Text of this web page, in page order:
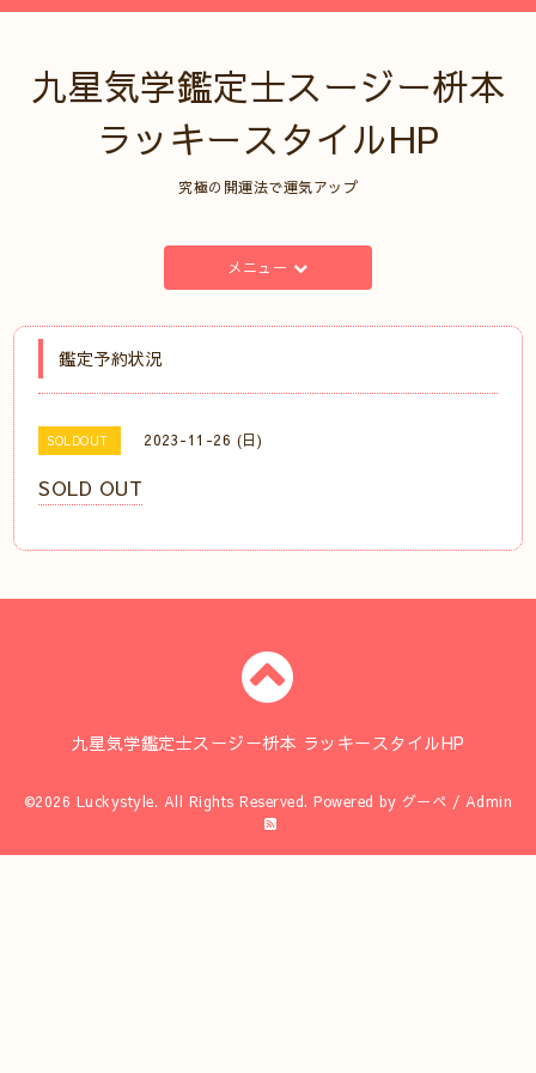
九星気学鑑定士スージー枡本
ラッキースタイルHP
究極の開運法で運気アップ
メニュー
鑑定予約状況
SOLDOUT 2023-11-26 (日)
SOLD OUT
九星気学鑑定士スージー枡本 ラッキースタイルHP
©2026 Luckystyle. All Rights Reserved. Powered by グーペ / Admin